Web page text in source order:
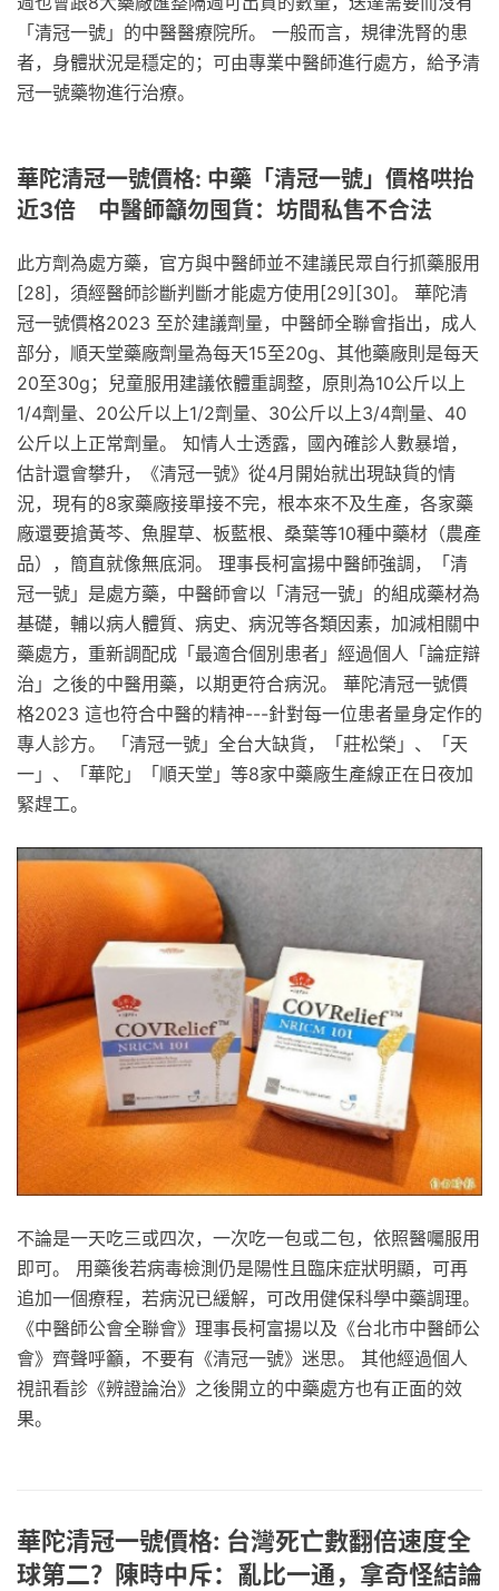
「清冠一號」的中醫醫療院所。 一般而言，規律洗腎的患
者，身體狀況是穩定的；可由專業中醫師進行處方，給予清
冠一號藥物進行治療。
華陀清冠一號價格: 中藥「清冠一號」價格哄抬
近3倍 中醫師籲勿囤貨：坊間私售不合法
此方劑為處方藥，官方與中醫師並不建議民眾自行抓藥服用
[28]，須經醫師診斷判斷才能處方使用[29][30]。 華陀清
冠一號價格2023 至於建議劑量，中醫師全聯會指出，成人
部分，順天堂藥廠劑量為每天15至20g、其他藥廠則是每天
20至30g；兒童服用建議依體重調整，原則為10公斤以上
1/4劑量、20公斤以上1/2劑量、30公斤以上3/4劑量、40
公斤以上正常劑量。 知情人士透露，國內確診人數暴增，
估計還會攀升，《清冠一號》從4月開始就出現缺貨的情
況，現有的8家藥廠接單接不完，根本來不及生產，各家藥
廠還要搶黃芩、魚腥草、板藍根、桑葉等10種中藥材（農產
品），簡直就像無底洞。 理事長柯富揚中醫師強調，「清
冠一號」是處方藥，中醫師會以「清冠一號」的組成藥材為
基礎，輔以病人體質、病史、病況等各類因素，加減相關中
藥處方，重新調配成「最適合個別患者」經過個人「論症辯
治」之後的中醫用藥，以期更符合病況。 華陀清冠一號價
格2023 這也符合中醫的精神---針對每一位患者量身定作的
專人診方。 「清冠一號」全台大缺貨，「莊松榮」、「天
一」、「華陀」「順天堂」等8家中藥廠生產線正在日夜加
緊趕工。
不論是一天吃三或四次，一次吃一包或二包，依照醫囑服用
即可。 用藥後若病毒檢測仍是陽性且臨床症狀明顯，可再
追加一個療程，若病況已緩解，可改用健保科學中藥調理。
《中醫師公會全聯會》理事長柯富揚以及《台北市中醫師公
會》齊聲呼籲，不要有《清冠一號》迷思。 其他經過個人
視訊看診《辨證論治》之後開立的中藥處方也有正面的效
果。
華陀清冠一號價格: 台灣死亡數翻倍速度全
球第二？陳時中斥：亂比一通，拿奇怪結論